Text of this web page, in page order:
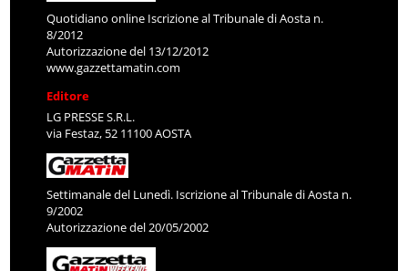
Quotidiano online Iscrizione al Tribunale di Aosta n.
8/2012
Autorizzazione del 13/12/2012
www.gazzettamatin.com
Editore
LG PRESSE S.R.L.
via Festaz, 52 11100 AOSTA
Settimanale del Lunedì. Iscrizione al Tribunale di Aosta n.
9/2002
Autorizzazione del 20/05/2002